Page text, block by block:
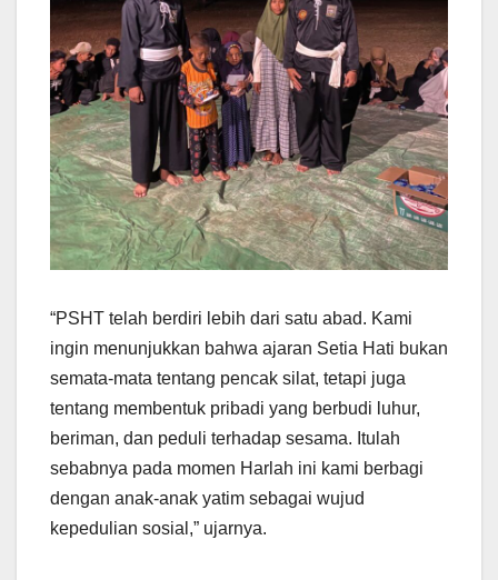
“PSHT telah berdiri lebih dari satu abad. Kami
ingin menunjukkan bahwa ajaran Setia Hati bukan
semata-mata tentang pencak silat, tetapi juga
tentang membentuk pribadi yang berbudi luhur,
beriman, dan peduli terhadap sesama. Itulah
sebabnya pada momen Harlah ini kami berbagi
dengan anak-anak yatim sebagai wujud
kepedulian sosial,” ujarnya.